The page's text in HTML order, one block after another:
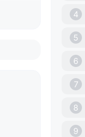
4
5
6
7
8
9